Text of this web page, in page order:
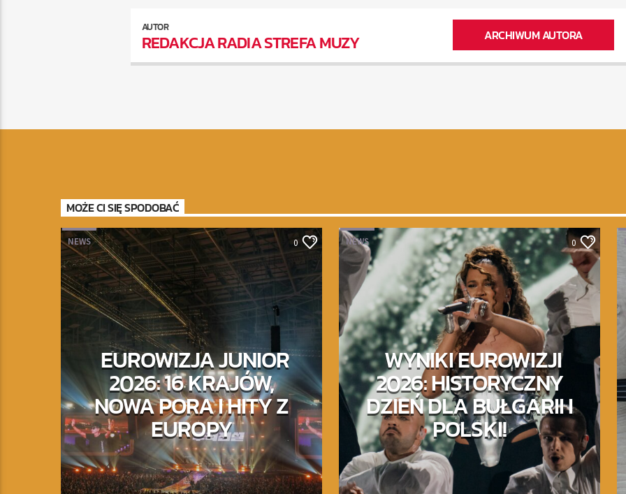
AUTOR
REDAKCJA RADIA STREFA MUZY ARCHIWUM AUTORA
MOŻE CI SIĘ SPODOBAĆ
NEWS 0
EUROWIZJA JUNIOR
2026: 16 KRAJÓW,
NOWA PORA I HITY Z
EUROPY
NEWS 0
WYNIKI EUROWIZJI
2026: HISTORYCZNY
DZIEŃ DLA BUŁGARII I
POLSKI!